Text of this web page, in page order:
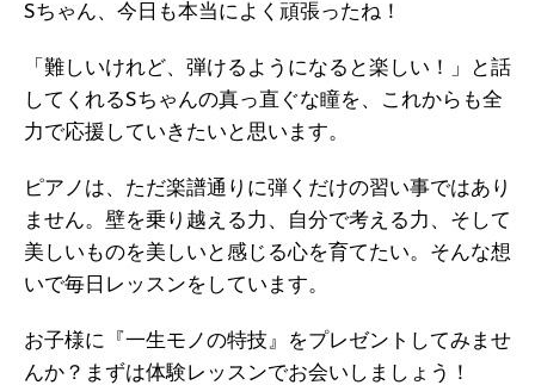
Sちゃん、今日も本当によく頑張ったね！
「難しいけれど、弾けるようになると楽しい！」と話
してくれるSちゃんの真っ直ぐな瞳を、これからも全
力で応援していきたいと思います。
ピアノは、ただ楽譜通りに弾くだけの習い事ではあり
ません。壁を乗り越える力、自分で考える力、そして
美しいものを美しいと感じる心を育てたい。そんな想
いで毎日レッスンをしています。
お子様に『一生モノの特技』をプレゼントしてみませ
んか？まずは体験レッスンでお会いしましょう！